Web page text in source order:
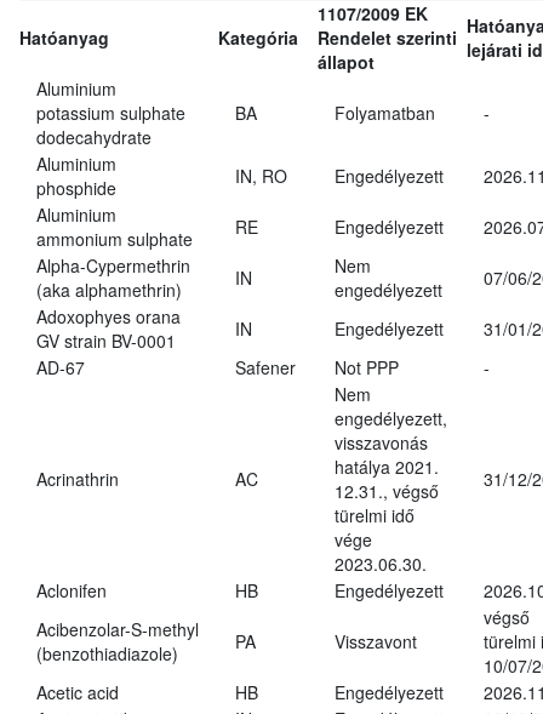
Hatóanyag Kategória
1107/2009 EK
Rendelet szerinti
állapot
lejárati
Aluminium
potassium sulphate
dodecahydrate
BA Folyamatban -
Aluminium
phosphide
IN, RO Engedélyezett
Aluminium
ammonium sulphate
RE Engedélyezett
Alpha-Cypermethrin
(aka alphamethrin)
IN
Nem
engedélyezett
07/06/
Adoxophyes orana
GV strain BV-0001
IN Engedélyezett
31/01/
AD-67
Safener Not PPP -
Acrinathrin AC
Nem
engedélyezett,
visszavonás
hatálya 2021.
12.31., végső
türelmi idő
vége
2023.06.30.
31/12/
Aclonifen HB Engedélyezett
Acibenzolar-S-methyl
(benzothiadiazole)
PA Visszavont
végső
türelmi
10/07/
Acetic acid
HB Engedélyezett